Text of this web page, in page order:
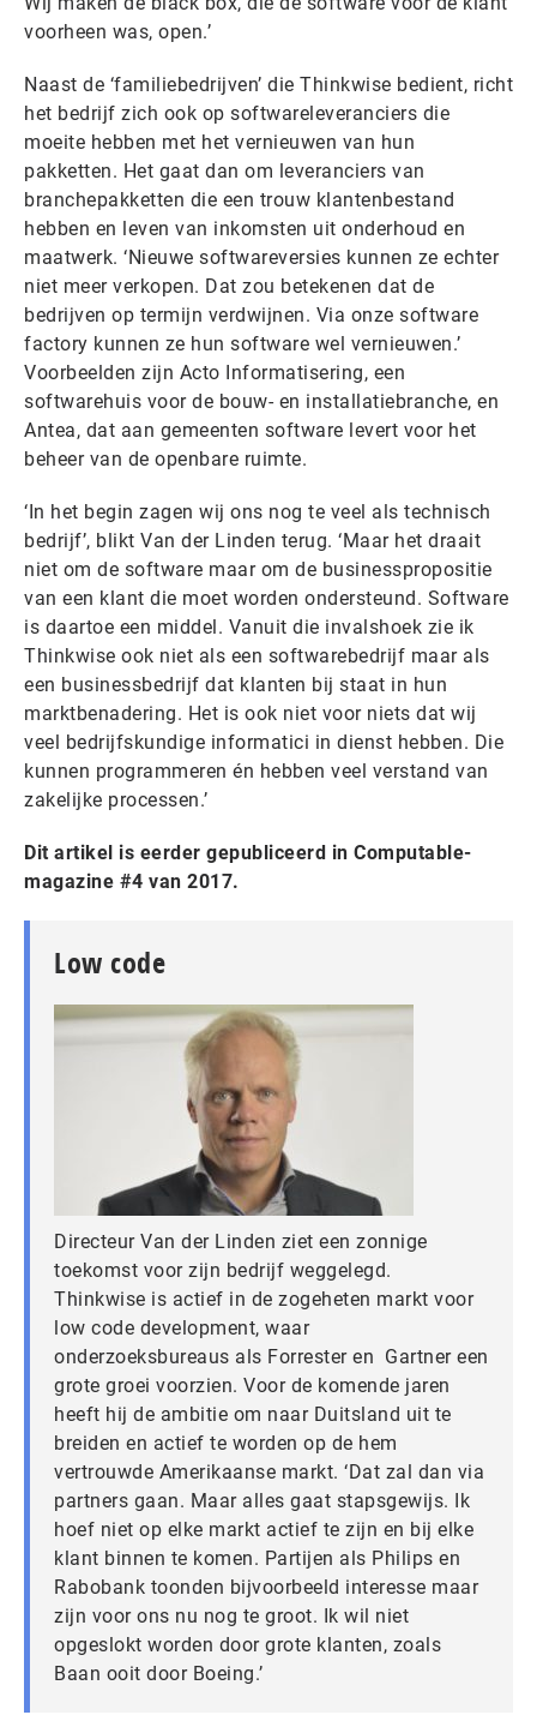
voorheen was, open.’
Naast de ‘familiebedrijven’ die Thinkwise bedient, richt
het bedrijf zich ook op softwareleveranciers die
moeite hebben met het vernieuwen van hun
pakketten. Het gaat dan om leveranciers van
branchepakketten die een trouw klantenbestand
hebben en leven van inkomsten uit onderhoud en
maatwerk. ‘Nieuwe softwareversies kunnen ze echter
niet meer verkopen. Dat zou betekenen dat de
bedrijven op termijn verdwijnen. Via onze software
factory kunnen ze hun software wel vernieuwen.’
Voorbeelden zijn Acto Informatisering, een
softwarehuis voor de bouw- en installatiebranche, en
Antea, dat aan gemeenten software levert voor het
beheer van de openbare ruimte.
‘In het begin zagen wij ons nog te veel als technisch
bedrijf’, blikt Van der Linden terug. ‘Maar het draait
niet om de software maar om de businesspropositie
van een klant die moet worden ondersteund. Software
is daartoe een middel. Vanuit die invalshoek zie ik
Thinkwise ook niet als een softwarebedrijf maar als
een businessbedrijf dat klanten bij staat in hun
marktbenadering. Het is ook niet voor niets dat wij
veel bedrijfskundige informatici in dienst hebben. Die
kunnen programmeren én hebben veel verstand van
zakelijke processen.’
Dit artikel is eerder gepubliceerd in Computable-
magazine #4 van 2017.
Low code
Directeur Van der Linden ziet een zonnige
toekomst voor zijn bedrijf weggelegd.
Thinkwise is actief in de zogeheten markt voor
low code development, waar
onderzoeksbureaus als Forrester en Gartner een
grote groei voorzien. Voor de komende jaren
heeft hij de ambitie om naar Duitsland uit te
breiden en actief te worden op de hem
vertrouwde Amerikaanse markt. ‘Dat zal dan via
partners gaan. Maar alles gaat stapsgewijs. Ik
hoef niet op elke markt actief te zijn en bij elke
klant binnen te komen. Partijen als Philips en
Rabobank toonden bijvoorbeeld interesse maar
zijn voor ons nu nog te groot. Ik wil niet
opgeslokt worden door grote klanten, zoals
Baan ooit door Boeing.’